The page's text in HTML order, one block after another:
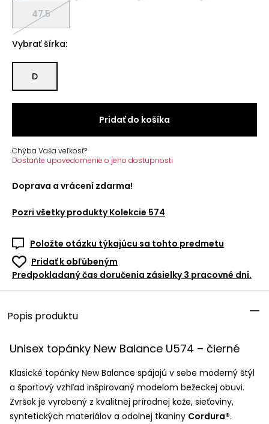
47.5
Vybrať šírka:
D
Pridať do košíka
Chýba Vaša veľkosť?
Dostaňte upovedomenie o jeho dostupnosti
Doprava a vrácení zdarma!
Pozri všetky produkty Kolekcie 574
Položte otázku týkajúcu sa tohto predmetu
Pridať k obľúbeným
Predpokladaný čas doručenia zásielky 3 pracovné dni.
Popis produktu
Unisex topánky New Balance U574 – čierné
Klasické topánky New Balance spájajú v sebe moderný štýl
a športový vzhľad inšpirovaný modelom bežeckej obuvi.
Zvršok je vyrobený z kvalitnej prírodnej kože, sieťoviny,
syntetických materiálov a odolnej tkaniny Cordura®.